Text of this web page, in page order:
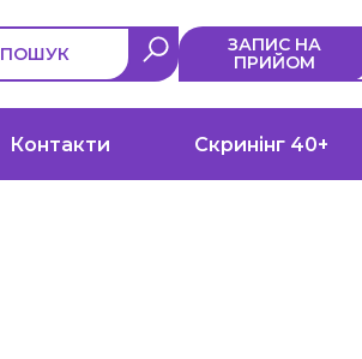
ПОШУК
ЗАПИС НА
ПРИЙОМ
Контакти Скринінг 40+